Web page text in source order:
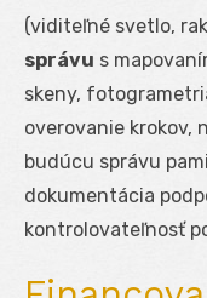
(viditeľné svetlo,
správu s
skeny,
overovanie krokov,
budúcu správu
dokumentácia
kontrolovateľnosť